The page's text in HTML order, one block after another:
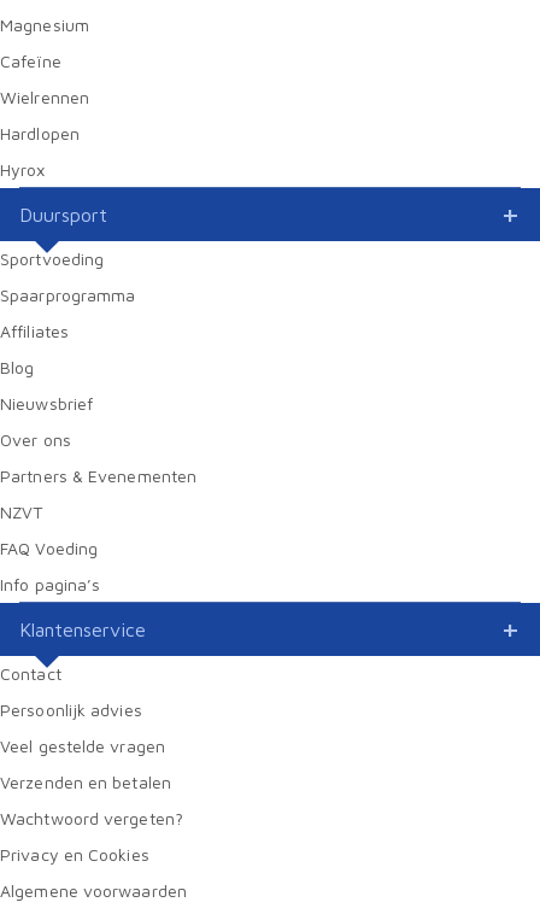
Magnesium
Cafeïne
Wielrennen
Hardlopen
Hyrox
Duursport
Sportvoeding
Spaarprogramma
Affiliates
Blog
Nieuwsbrief
Over ons
Partners & Evenementen
NZVT
FAQ Voeding
Info pagina’s
Klantenservice
Contact
Persoonlijk advies
Veel gestelde vragen
Verzenden en betalen
Wachtwoord vergeten?
Privacy en Cookies
Algemene voorwaarden